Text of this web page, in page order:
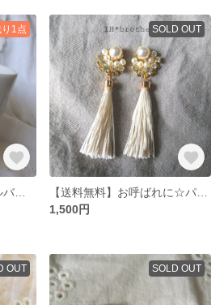
1点
【送料無料】チタン*シルバーリングが揺れるピアス
SOLD OUT
1,500円
OUT SOLD OUT